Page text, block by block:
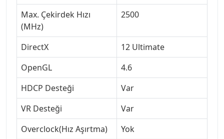
Max. Çekirdek Hızı
(MHz)
2500
DirectX
12 Ultimate
OpenGL
4.6
HDCP Desteği
Var
VR Desteği
Var
Overclock(Hız Aşırtma)
Yok